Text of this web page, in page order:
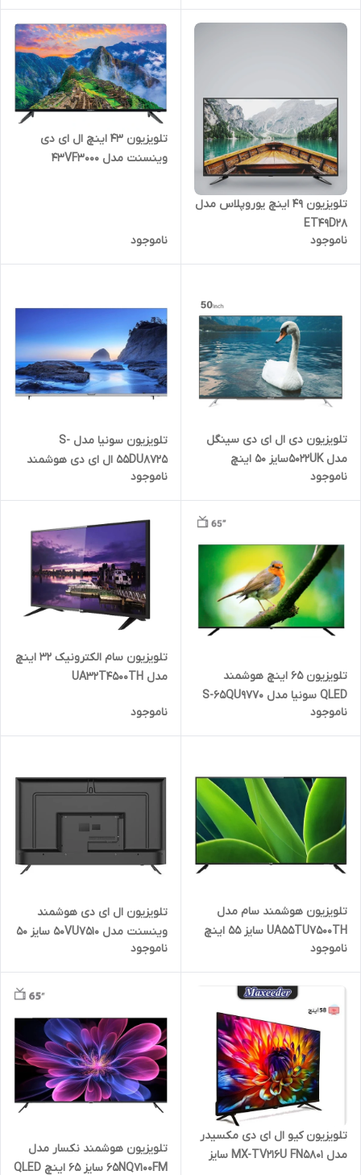
تلویزیون 49 اینچ یوروپلاس مدل
ET49D28
ناموجود
تلویزیون 43 اینچ ال ای دی
وینسنت مدل 43VF3000
ناموجود
تلویزیون دی ال ای دی سینگل
مدل 5022UKسایز 50 اینچ
ناموجود
تلویزیون سونیا مدل S-
55DU8725 ال ای دی هوشمند
سایز 55 اینچ
ناموجود
تلویزیون 65 اینچ هوشمند
QLED سونیا مدل S-65QU9770
ناموجود
تلویزیون سام الکترونیک 32 اینچ
مدل UA32T4500TH
ناموجود
تلویزیون هوشمند سام مدل
UA55TU7500TH سایز 55 اینچ
ناموجود
تلویزیون ال ای دی هوشمند
وینسنت مدل 50VU7510 سایز 50
اینچ
ناموجود
تلویزیون کیو ال ای دی مکسیدر
مدل MX-TV216U FN5801 سایز
تلویزیون هوشمند نکسار مدل
65NQ7100FM سایز ۶۵ اینچ QLED